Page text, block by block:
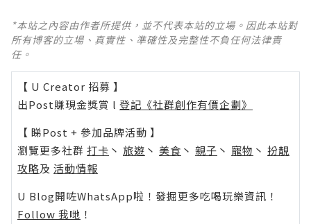
*本站之內容由作者所提供，並不代表本站的立場。因此本站對
所有博客的立場、真實性、準確性及完整性不負任何法律責
任。
【 U Creator 招募 】
出Post賺現金獎賞 l 登記《社群創作有價企劃》
【 睇Post + 參加品牌活動 】
瀏覽更多社群 打卡 丶 旅遊 丶 美食 丶 親子 丶 寵物 丶 扮靚
攻略及 活動情報
U Blog開咗WhatsApp啦！發掘更多吃喝玩樂資訊！
Follow 我哋 ！